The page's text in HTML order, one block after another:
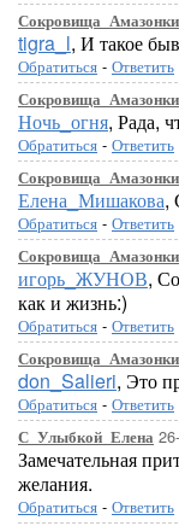
Сокровища_Амазонки
tigra_l, И такое
Обратиться - Ответить
Сокровища_Амазонки
Ночь_огня, Рада,
Обратиться - Ответить
Сокровища_Амазонки
Елена_Мишакова,
Обратиться - Ответить
Сокровища_Амазонки
игорь_ЖУНОВ,
как и жизнь:)
Обратиться - Ответить
Сокровища_Амазонки
don_Salieri, Это
Обратиться - Ответить
С_Улыбкой_Елена
Замечательная
желания.
Обратиться - Ответить